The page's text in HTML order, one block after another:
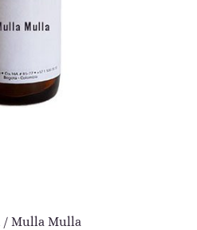
/ Mulla Mulla